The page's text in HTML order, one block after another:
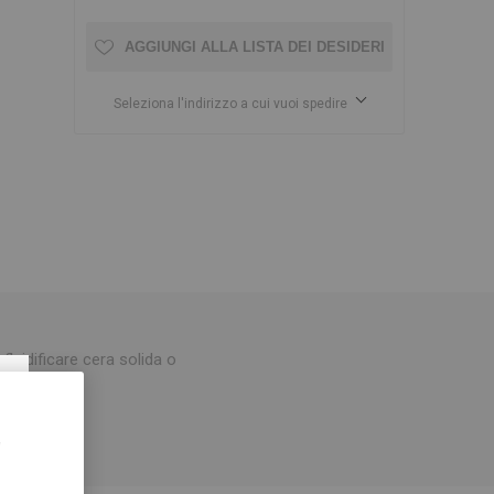
AGGIUNGI ALLA LISTA DEI DESIDERI
Seleziona l'indirizzo a cui vuoi spedire
cera solida o